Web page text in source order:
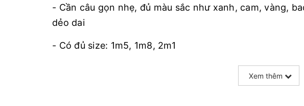
- Cần câu gọn nhẹ, đủ màu sắc như xanh, cam, vàng,
dẻo dai
- Có đủ size: 1m5, 1m8, 2m1
Xem thêm